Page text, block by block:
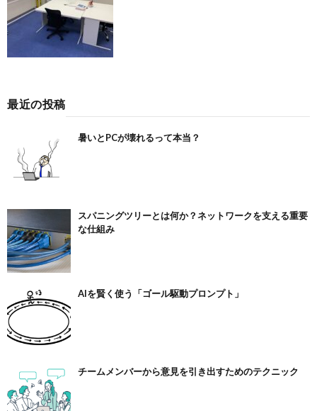
最近の投稿
暑いとPCが壊れるって本当？
スパニングツリーとは何か？ネットワークを支える重要
な仕組み
AIを賢く使う「ゴール駆動プロンプト」
チームメンバーから意見を引き出すためのテクニック